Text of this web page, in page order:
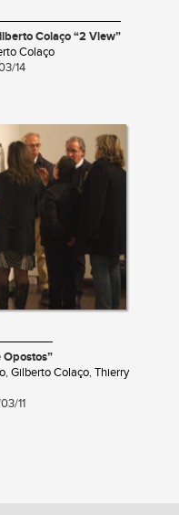
Colaço “2 View”
Colaço
14
Opostos”
, Gilberto Colaço, Thierry
11